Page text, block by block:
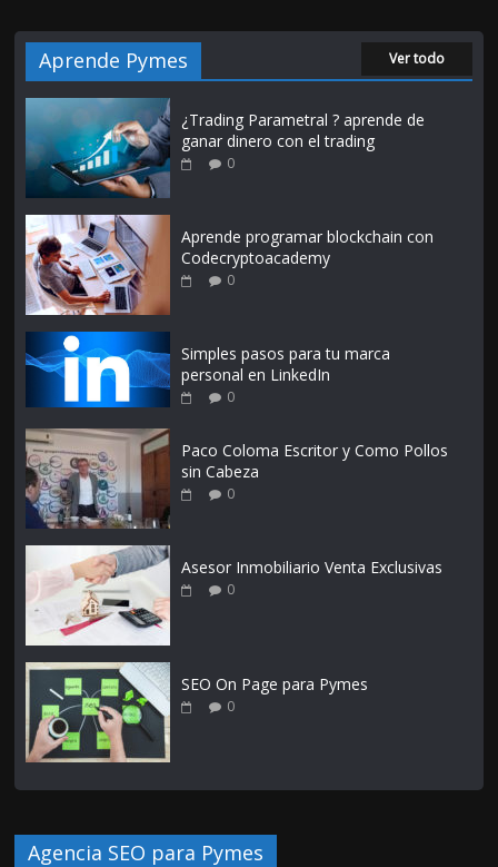
Aprende Pymes Ver todo
¿Trading Parametral ? aprende de
ganar dinero con el trading
0
Aprende programar blockchain con
Codecryptoacademy
0
Simples pasos para tu marca
personal en LinkedIn
0
Paco Coloma Escritor y Como Pollos
sin Cabeza
0
Asesor Inmobiliario Venta Exclusivas
0
SEO On Page para Pymes
0
Agencia SEO para Pymes